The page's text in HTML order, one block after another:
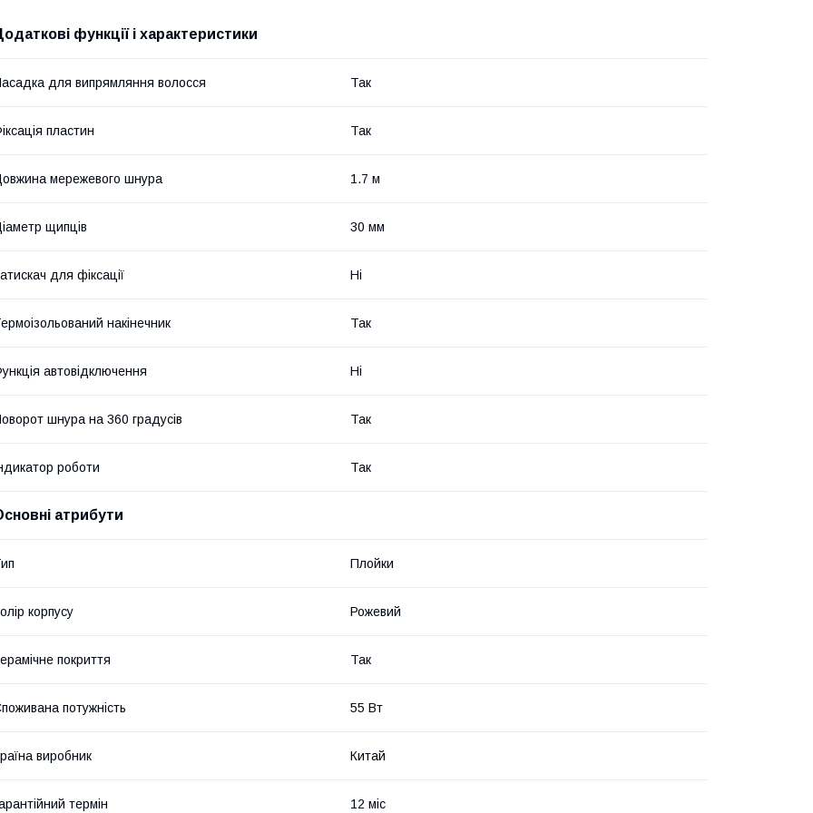
функції і характеристики
для випрямляння волосся Так
пластин Так
мережевого шнура 1.7 м
щипців 30 мм
для фіксації Ні
накінечник Так
автовідключення Ні
шнура на 360 градусів Так
роботи Так
атрибути
Плойки
корпусу Рожевий
покриття Так
потужність 55 Вт
виробник Китай
термін 12 міс